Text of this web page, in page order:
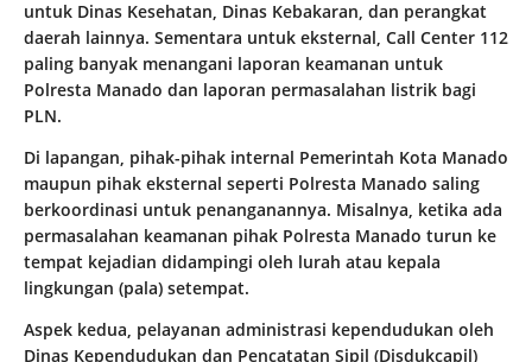
untuk Dinas Kesehatan, Dinas Kebakaran, dan perangkat
daerah lainnya. Sementara untuk eksternal, Call Center 112
paling banyak menangani laporan keamanan untuk
Polresta Manado dan laporan permasalahan listrik bagi
PLN.
Di lapangan, pihak-pihak internal Pemerintah Kota Manado
maupun pihak eksternal seperti Polresta Manado saling
berkoordinasi untuk penanganannya. Misalnya, ketika ada
permasalahan keamanan pihak Polresta Manado turun ke
tempat kejadian didampingi oleh lurah atau kepala
lingkungan (pala) setempat.
Aspek kedua, pelayanan administrasi kependudukan oleh
Dinas Kependudukan dan Pencatatan Sipil (Disdukcapil)